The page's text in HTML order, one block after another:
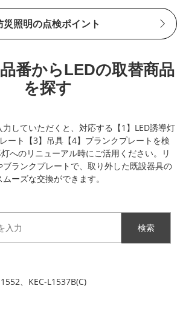
災照明の点検ポイント
番からLEDの取替商品
を探す
していただくと、対応する【1】LED誘導灯
ート【3】吊具【4】ブランクプレートを検
へのリニューアル時にご活用ください。リ
ランクプレートで、取り外した既設器具の
ーズな交換ができます。
、KEC-L1537B(C)